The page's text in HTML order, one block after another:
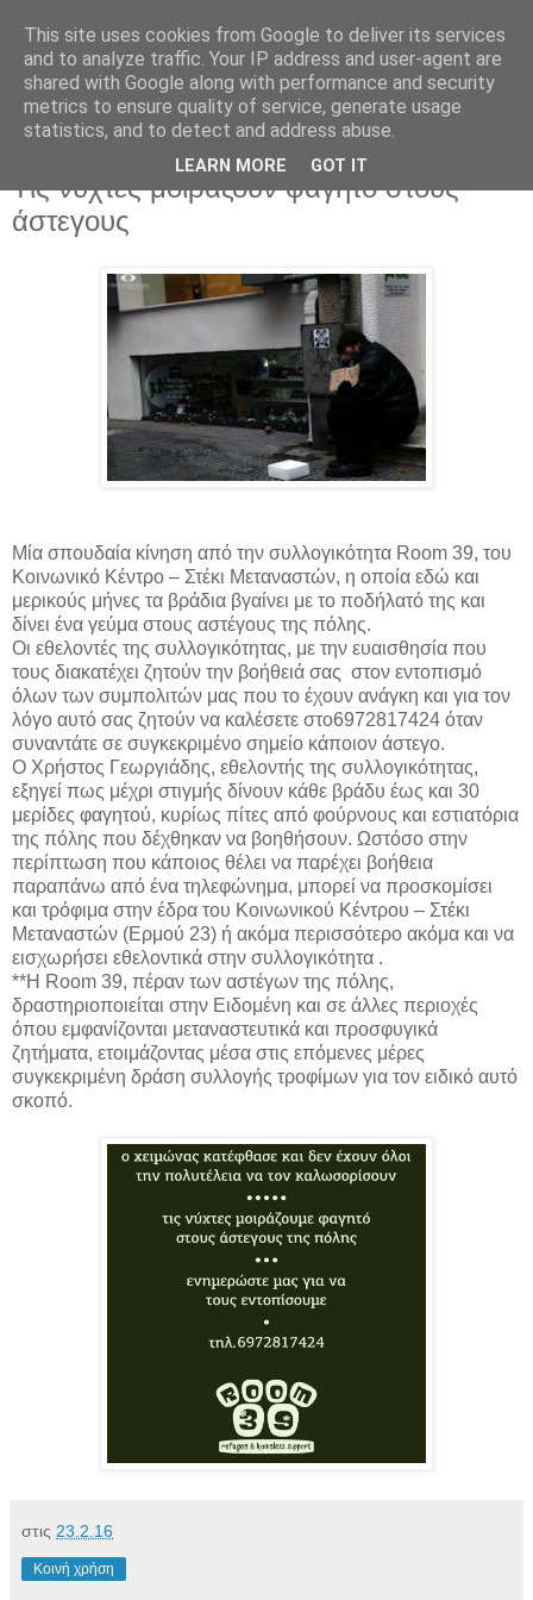
Τρίτη 23 Φεβρουαρίου 2016
Tις νύχτες μοιράζουν φαγητό στους
άστεγους
Μία σπουδαία κίνηση από την συλλογικότητα Room 39, του
Κοινωνικό Κέντρο – Στέκι Μεταναστών, η οποία εδώ και
μερικούς μήνες τα βράδια βγαίνει με το ποδήλατό της και
δίνει ένα γεύμα στους αστέγους της πόλης.
Οι εθελοντές της συλλογικότητας, με την ευαισθησία που
τους διακατέχει ζητούν την βοήθειά σας στον εντοπισμό
όλων των συμπολιτών μας που το έχουν ανάγκη και για τον
λόγο αυτό σας ζητούν να καλέσετε στο6972817424 όταν
συναντάτε σε συγκεκριμένο σημείο κάποιον άστεγο.
Ο Χρήστος Γεωργιάδης, εθελοντής της συλλογικότητας,
εξηγεί πως μέχρι στιγμής δίνουν κάθε βράδυ έως και 30
μερίδες φαγητού, κυρίως πίτες από φούρνους και εστιατόρια
της πόλης που δέχθηκαν να βοηθήσουν. Ωστόσο στην
περίπτωση που κάποιος θέλει να παρέχει βοήθεια
παραπάνω από ένα τηλεφώνημα, μπορεί να προσκομίσει
και τρόφιμα στην έδρα του Κοινωνικού Κέντρου – Στέκι
Μεταναστών (Ερμού 23) ή ακόμα περισσότερο ακόμα και να
εισχωρήσει εθελοντικά στην συλλογικότητα .
**Η Room 39, πέραν των αστέγων της πόλης,
δραστηριοποιείται στην Ειδομένη και σε άλλες περιοχές
όπου εμφανίζονται μεταναστευτικά και προσφυγικά
ζητήματα, ετοιμάζοντας μέσα στις επόμενες μέρες
συγκεκριμένη δράση συλλογής τροφίμων για τον ειδικό αυτό
σκοπό.
στις 23.2.16
Κοινή χρήση
This site uses cookies from Google to deliver its services
and to analyze traffic. Your IP address and user-agent are
shared with Google along with performance and security
metrics to ensure quality of service, generate usage
statistics, and to detect and address abuse.
LEARN MORE GOT IT